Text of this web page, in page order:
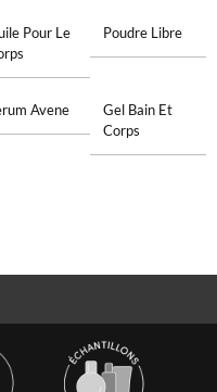
Pour Le
Poudre Libre
Avene
Gel Bain Et
Corps